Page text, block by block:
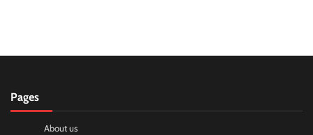
Pages
About us